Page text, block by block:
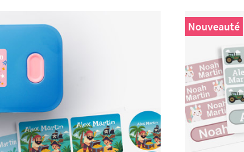
Nouveauté